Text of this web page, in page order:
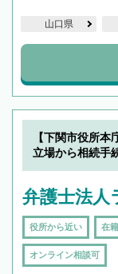
山口県
【下関市役所
立場から相続手
弁護士法人
役所から近い 在
オンライン相談可